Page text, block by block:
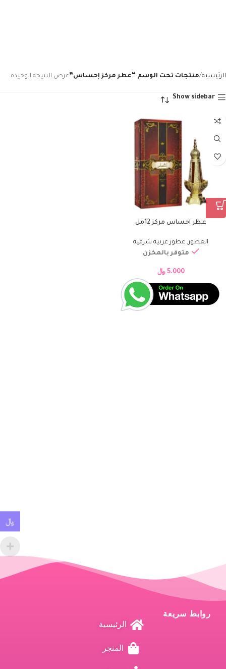
الرئيسية منتجات تحت الوسم “عطر مركز إحساس”عرض النتيجة الوحيدة
Show sidebar
عطر احساس مركز 12مل
العطور , عطور عربية شرقية
متوفر بالمخزن
5.000 ﷼
روابط سريعة
الرئيسية
المتجر
﷼